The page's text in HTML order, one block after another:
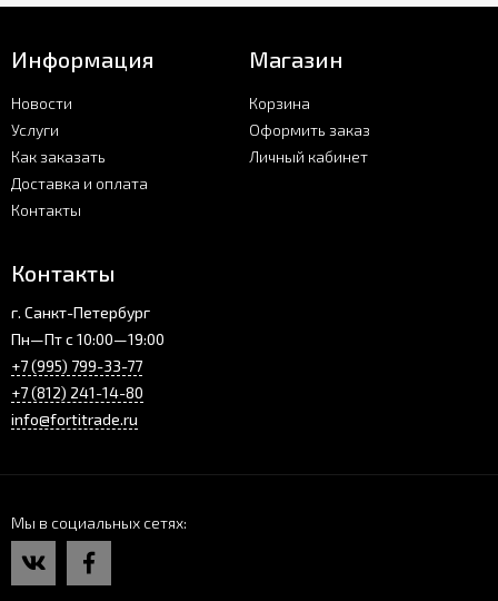
Информация
Новости
Услуги
Как заказать
Доставка и оплата
Контакты
Магазин
Корзина
Оформить заказ
Личный кабинет
Контакты
г. Санкт-Петербург
Пн—Пт с 10:00—19:00
+7 (995) 799-33-77
+7 (812) 241-14-80
info@fortitrade.ru
Мы в социальных сетях